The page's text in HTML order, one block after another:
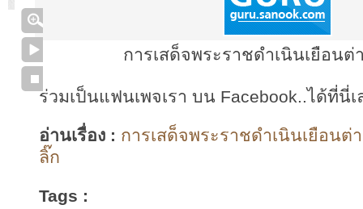
การเสด็จพระราชดำเนินเยือนต่
ร่วมเป็นแฟนเพจเรา บน Facebook..ได้ที่นี่เ
อ่านเรื่อง : การเสด็จพระราชดำเนินเยือนต่
ลิ๊ก
Tags :